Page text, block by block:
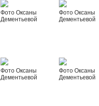
Фото Оксаны
Дементьевой
Фото Оксаны
Дементьевой
Фото Оксаны
Дементьевой
Фото Оксаны
Дементьевой